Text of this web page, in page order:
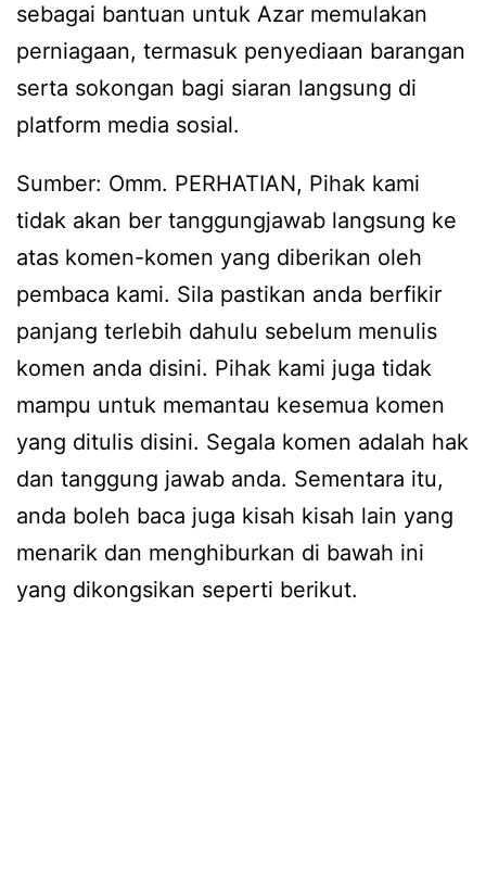
sebagai bantuan untuk Azar memulakan
perniagaan, termasuk penyediaan barangan
serta sokongan bagi siaran langsung di
platform media sosial.
Sumber: Omm. PERHATIAN, Pihak kami
tidak akan ber tanggungjawab langsung ke
atas komen-komen yang diberikan oleh
pembaca kami. Sila pastikan anda berfikir
panjang terlebih dahulu sebelum menulis
komen anda disini. Pihak kami juga tidak
mampu untuk memantau kesemua komen
yang ditulis disini. Segala komen adalah hak
dan tanggung jawab anda. Sementara itu,
anda boleh baca juga kisah kisah lain yang
menarik dan menghiburkan di bawah ini
yang dikongsikan seperti berikut.